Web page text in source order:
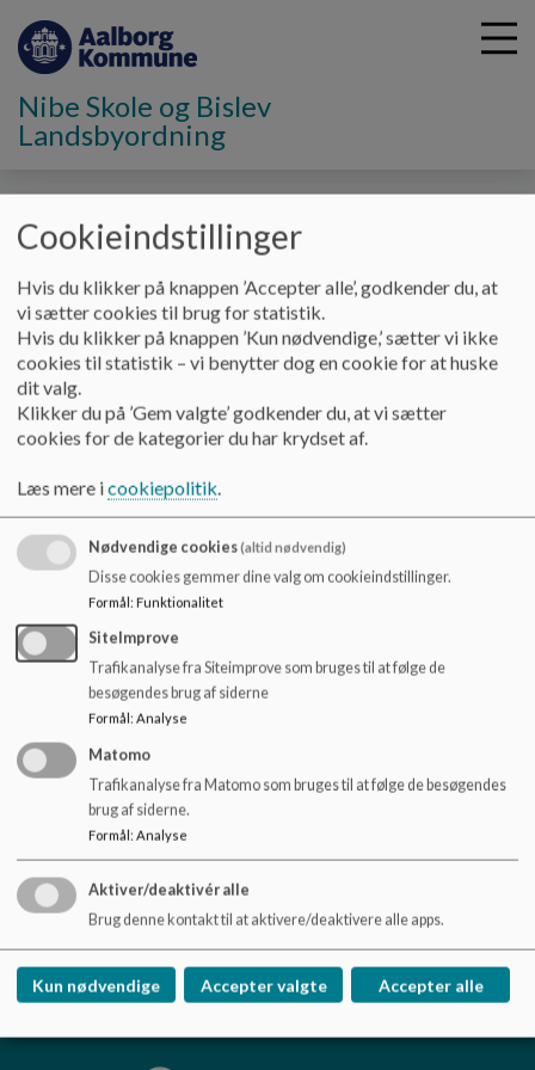
G
h
Nibe Skole og Bislev
Landsbyordning
Principper
Principper
Nibe Skoles principper er vedtaget af skolebestyrelsen og
sætter retning for den dagligdag, vi har på skolen og skolens
praksis. der er således principper i følgende kategorier:
Principper vedrørende skole-hjemsamarbejdet
Principper for undervisningens organisering
Dokumenter
Principper
Nibe Skole og Afdeling Bislev Skole, Børnehave
& Vuggestue
Lundevej 13, 9240 Nibe / Halkærvej 42, 9240
Nibe
nibeskole@aalborg.dk
99 82 44 70 (Nibe) / 99824044 (Bislev)
EAN NR. 5798003747484
Tilgængelighedserklæring
Cookieindstillinger
Hvis du klikker på knappen ’Accepter alle’, godkender du, at
vi sætter cookies til brug for statistik.
Hvis du klikker på knappen ’Kun nødvendige,’ sætter vi ikke
cookies til statistik – vi benytter dog en cookie for at huske
dit valg.
Klikker du på ’Gem valgte’ godkender du, at vi sætter
cookies for de kategorier du har krydset af.
Læs mere icookiepolitik.
Nødvendige cookies(altid nødvendig)
Disse cookies gemmer dine valg om cookieindstillinger.
Formål: Funktionalitet
SiteImprove
Trafikanalyse fra Siteimprove som bruges til at følge de
besøgendes brug af siderne
Formål : Analyse
Matomo
Trafikanalyse fra Matomo som bruges til at følge de besøgendes
brug af siderne.
Formål: Analyse
Aktiver/deaktivér alle
Brug denne kontakt til at aktivere/deaktivere alle apps.
Kun nødvendige Accepter valgte Accepter alle